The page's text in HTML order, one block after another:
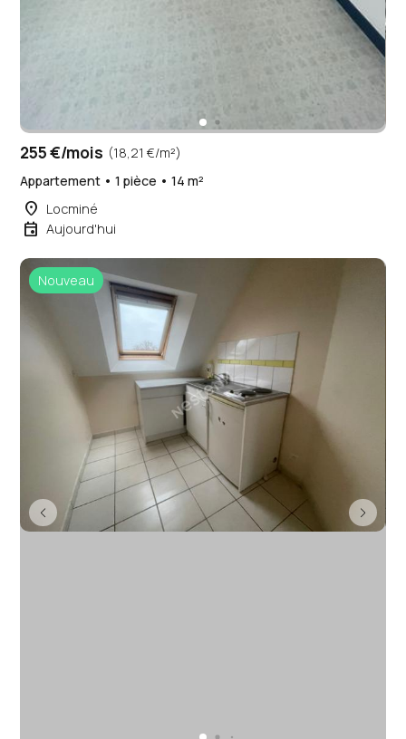
255 €/mois (18,21 €/m²)
Appartement • 1 pièce • 14 m²
place Locminé
event Aujourd'hui
Nouveau